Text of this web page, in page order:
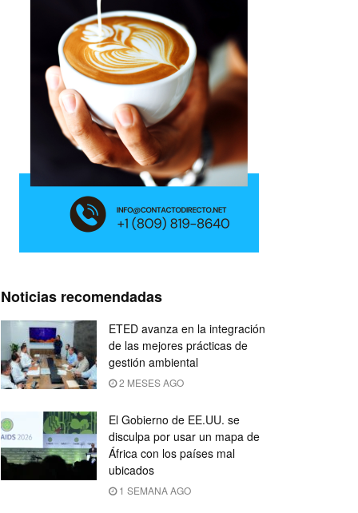
Noticias recomendadas
ETED avanza en la integración
de las mejores prácticas de
gestión ambiental
2 MESES AGO
El Gobierno de EE.UU. se
disculpa por usar un mapa de
África con los países mal
ubicados
1 SEMANA AGO